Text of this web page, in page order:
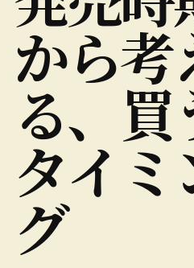
から考
る、 買
タイミ
グ